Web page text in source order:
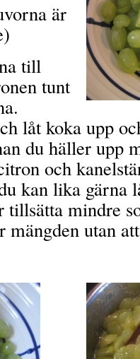
är
till
tunt
låt koka upp
du häller upp
och
kan lika gärna
mindre
mängden utan